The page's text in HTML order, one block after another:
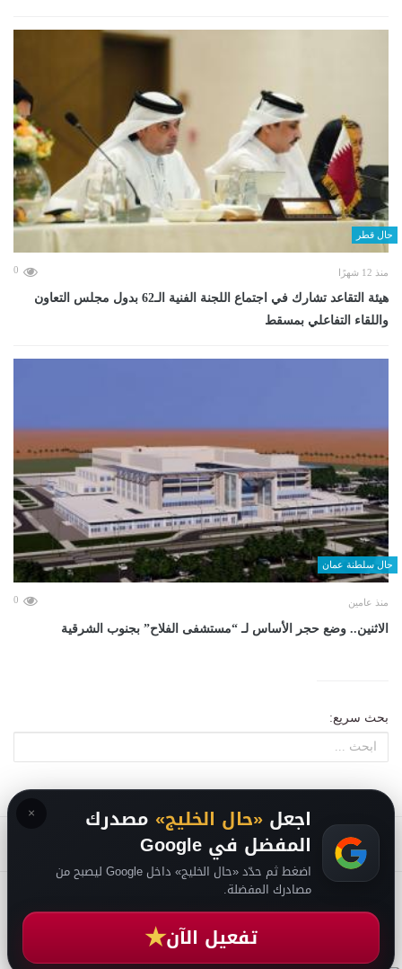
حال قطر
منذ 12 شهرًا 0
هيئة التقاعد تشارك في اجتماع اللجنة الفنية الـ62 بدول مجلس التعاون
واللقاء التفاعلي بمسقط
حال سلطنة عمان
منذ عامين 0
الاثنين.. وضع حجر الأساس لـ “مستشفى الفلاح” بجنوب الشرقية
بحث سريع:
سياسة الخصوصية-حقوق الملكية الفكرية DMCA
فريق التحرير
× اجعل «حال الخليج» مصدرك
المفضل في Google
اضغط ثم حدّد «حال الخليج» داخل Google ليصبح من
مصادرك المفضلة.
تفعيل الآن★